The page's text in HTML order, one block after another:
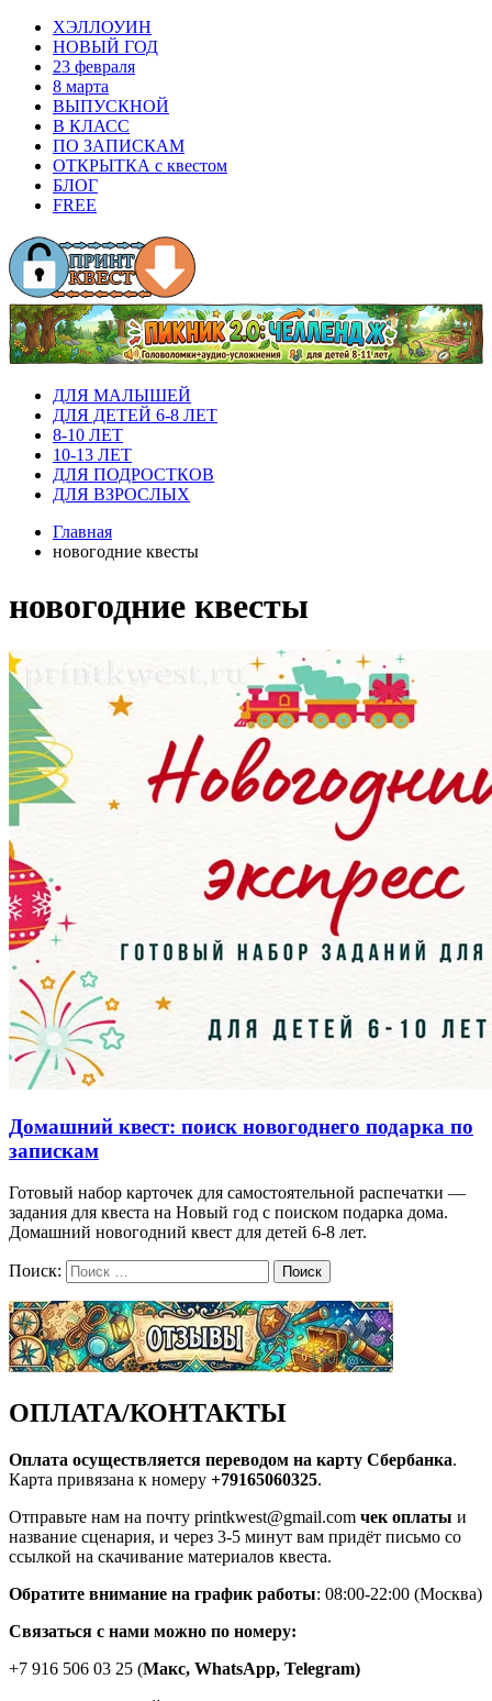
ХЭЛЛОУИН
НОВЫЙ ГОД
23 февраля
8 марта
ВЫПУСКНОЙ
В КЛАСС
ПО ЗАПИСКАМ
ОТКРЫТКА с квестом
БЛОГ
FREE
ДЛЯ МАЛЫШЕЙ
ДЛЯ ДЕТЕЙ 6-8 ЛЕТ
8-10 ЛЕТ
10-13 ЛЕТ
ДЛЯ ПОДРОСТКОВ
ДЛЯ ВЗРОСЛЫХ
Главная
новогодние квесты
новогодние квесты
Домашний квест: поиск новогоднего подарка по
запискам
Готовый набор карточек для самостоятельной распечатки —
задания для квеста на Новый год с поиском подарка дома.
Домашний новогодний квест для детей 6-8 лет.
Поиск: Поиск
ОПЛАТА/КОНТАКТЫ
Оплата осуществляется переводом на карту Сбербанка.
Карта привязана к номеру +79165060325.
Отправьте нам на почту printkwest@gmail.com чек оплаты и
название сценария, и через 3-5 минут вам придёт письмо со
ссылкой на скачивание материалов квеста.
Обратите внимание на график работы: 08:00-22:00 (Москва)
Связаться с нами можно по номеру:
+7 916 506 03 25 (Макс, WhatsApp, Telegram)